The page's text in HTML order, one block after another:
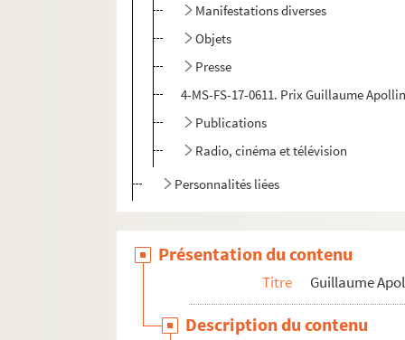
Manifestations diverses
Objets
Presse
4-MS-FS-17-0611. Prix Guillaume
Publications
Radio, cinéma et télévision
Personnalités liées
Pierre-Marcel Adéma
Présentation du contenu
Titre Guillaume
Description du contenu